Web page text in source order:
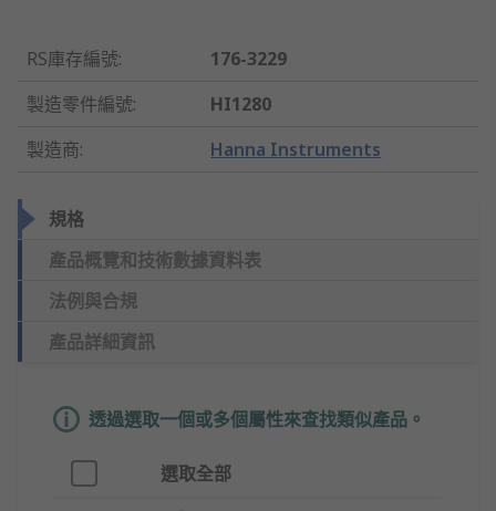
RS庫存編號:
176-3229
製造零件編號:
HI1280
製造商: Hanna Instruments
規格
產品概覽和技術數據資料表
法例與合規
產品詳細資訊
透過選取一個或多個屬性來查找類似產品。
選取全部